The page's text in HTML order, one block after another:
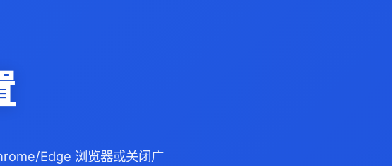
Edge 浏览器或关闭广